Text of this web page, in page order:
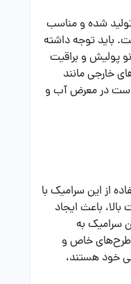
شده و مناسب
باید توجه داشته
پولیش و براقیت
خارجی مانند
است در معرض آب و
از این سرامیک با
باعث ایجاد
سرامیک به
طرح‌های خاص و
خود هستند،